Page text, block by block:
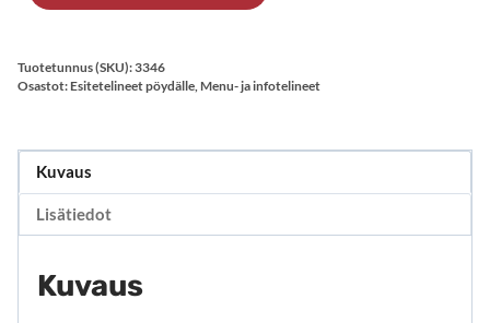
Tuotetunnus (SKU):3346
Osastot: Esitetelineet pöydälle Menu- ja infotelineet
Kuvaus
Lisätiedot
Kuvaus